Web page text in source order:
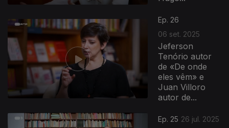
Ep. 26
06 set. 2025
Jeferson
Tenório autor
de «De onde
eles vêm» e
Juan Villoro
autor de...
Ep. 25 26 jul. 2025
866885